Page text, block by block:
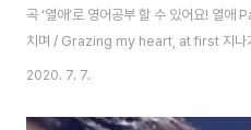
곡 ‘열애’로 영어공부 할 수 있어요! 열
치며 / Grazing my heart, at first 지
흩어지는 바람인 줄 알았는데 / I
대 향한 그리움 / My longing for you
2020. 7. 7.